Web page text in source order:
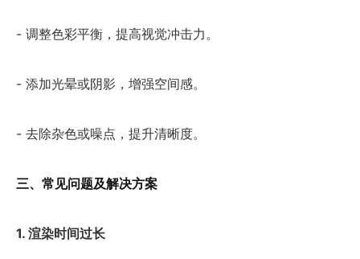
- 调整色彩平衡，提高视觉冲击力。
- 添加光晕或阴影，增强空间感。
- 去除杂色或噪点，提升清晰度。
三、常见问题及解决方案
1. 渲染时间过长